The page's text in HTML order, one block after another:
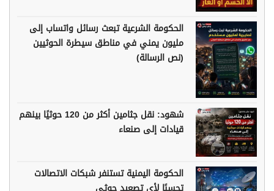
الحكومة الشرعية تبعث رسائل واتساب إلى
مليون يمني في مناطق سيطرة الحوثيين
(نص الرسالة)
شهود: نقل جثامين أكثر من 120 حوثيًا بينهم
قيادات إلى صنعاء
الحكومة اليمنية تستنفر شبكات الاتصالات